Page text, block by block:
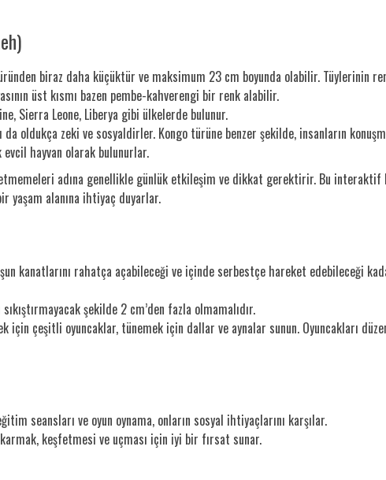
biraz daha küçüktür ve maksimum 23 cm boyunda olabilir. Tüylerinin
üst kısmı bazen pembe-kahverengi bir renk alabilir.
Sierra Leone, Liberya gibi ülkelerde bulunur.
da oldukça zeki ve sosyaldirler. Kongo türüne benzer şekilde, insanların
hayvan olarak bulunurlar.
adına genellikle günlük etkileşim ve dikkat gerektirir. Bu interaktif
yaşam alanına ihtiyaç duyarlar.
kanatlarını rahatça açabileceği ve içinde serbestçe hareket edebileceği
şekilde 2 cm’den fazla olmamalıdır.
için çeşitli oyuncaklar, tünemek için dallar ve aynalar sunun. Oyuncakları
seansları ve oyun oynama, onların sosyal ihtiyaçlarını karşılar.
keşfetmesi ve uçması için iyi bir fırsat sunar.